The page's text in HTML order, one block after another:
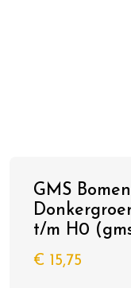
GMS
t/m H0
€ 15,75